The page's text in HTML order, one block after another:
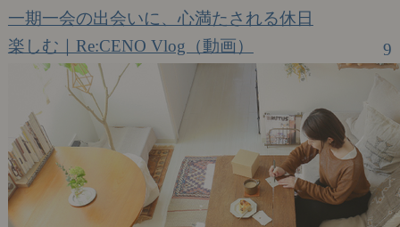
一期一会の出会いに、心満たされる休日
楽しむ｜Re:CENO Vlog（動画）
9